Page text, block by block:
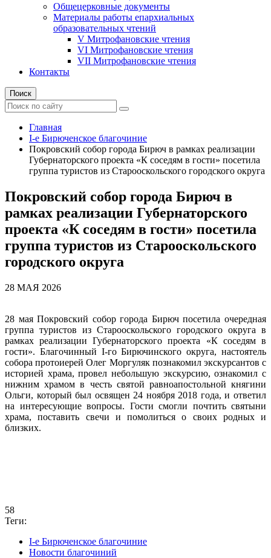
Общецерковные документы
Материалы работы епархиальных
образовательных чтений
V Митрофановские чтения
VI Митрофановские чтения
VII Митрофановские чтения
Контакты
Поиск
Главная
I-е Бирюченское благочиние
Покровский собор города Бирюч в рамках реализации
Губернаторского проекта «К соседям в гости» посетила
группа туристов из Старооскольского городского округа
Покровский собор города Бирюч в
рамках реализации Губернаторского
проекта «К соседям в гости» посетила
группа туристов из Старооскольского
городского округа
28 МАЯ 2026
28 мая Покровский собор города Бирюч посетила очередная
группа туристов из Старооскольского городского округа в
рамках реализации Губернаторского проекта «К соседям в
гости». Благочинный I-го Бирючинского округа, настоятель
собора протоиерей Олег Моргуляк познакомил экскурсантов с
историей храма, провел небольшую экскурсию, ознакомил с
нижним храмом в честь святой равноапостольной княгини
Ольги, который был освящен 24 ноября 2018 года, и ответил
на интересующие вопросы. Гости смогли почтить святыни
храма, поставить свечи и помолиться о своих родных и
близких.
58
Теги:
I-е Бирюченское благочиние
Новости благочиний